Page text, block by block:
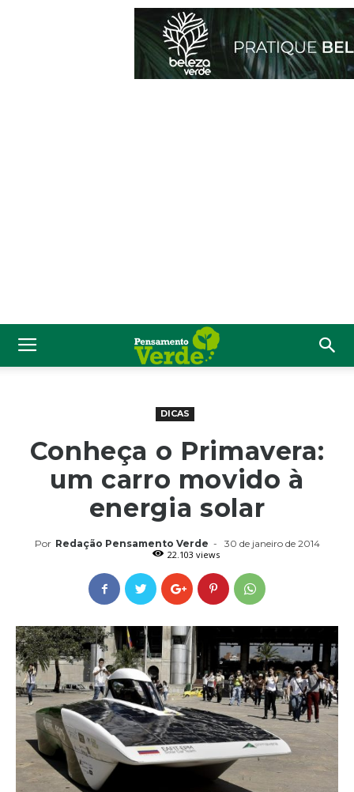
DICAS
Conheça o Primavera:
um carro movido à
energia solar
Por Redação Pensamento Verde -
30 de janeiro de 2014
22.103 views